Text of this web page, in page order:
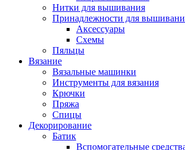
Нитки для вышивания
Принадлежности для
Аксессуары
Схемы
Пяльцы
Вязание
Вязальные машинки
Инструменты для вязания
Крючки
Пряжа
Спицы
Декорирование
Батик
Вспомогательные